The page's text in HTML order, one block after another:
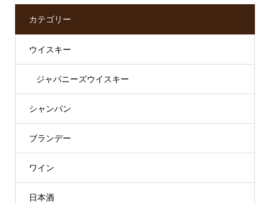
カテゴリー
ウイスキー
ジャパニーズウイスキー
シャンパン
ブランデー
ワイン
日本酒